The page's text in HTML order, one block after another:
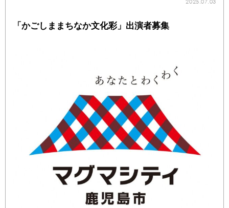
2025.07.03
「かごしままちなか文化彩」出演者募集